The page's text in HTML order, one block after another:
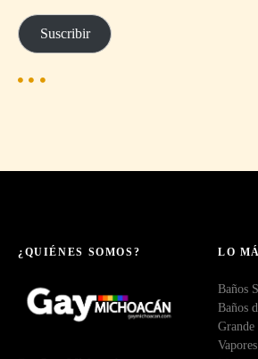
e
c
i
e
Suscribir
¿QUIÉNES SOMOS? LO
Baños
Baños
Grande